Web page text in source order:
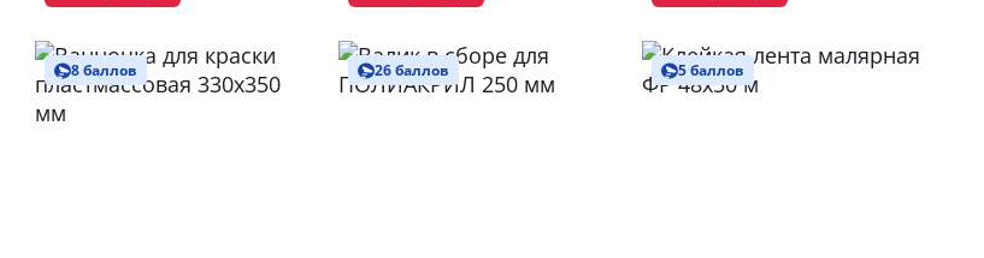
8 баллов 26 баллов 5 баллов